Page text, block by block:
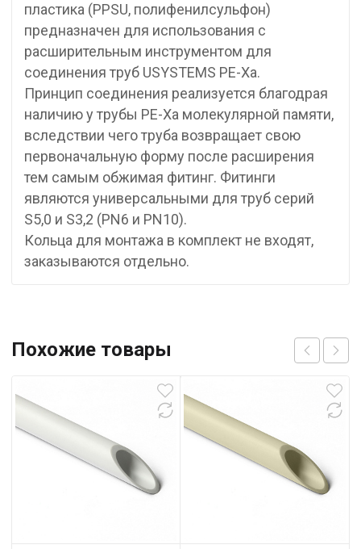
пластика (PPSU, полифенилсульфон)
предназначен для использования с
расширительным инструментом для
соединения труб USYSTEMS PE-Xa.
Принцип соединения реализуется благодрая
наличию у трубы PE-Xa молекулярной памяти,
вследствии чего труба возвращает свою
первоначальную форму после расширения
тем самым обжимая фитинг. Фитинги
являются универсальными для труб серий
S5,0 и S3,2 (PN6 и PN10).
Кольца для монтажа в комплект не входят,
заказываются отдельно.
Похожие товары